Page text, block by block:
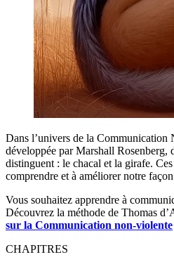
Dans l’univers de la
développée par Marshall Rosenberg,
distinguent : le chacal et la girafe.
comprendre et à améliorer notre
Vous souhaitez apprendre à
Découvrez la méthode de Thomas
sur la Communication non-violente
CHAPITRES